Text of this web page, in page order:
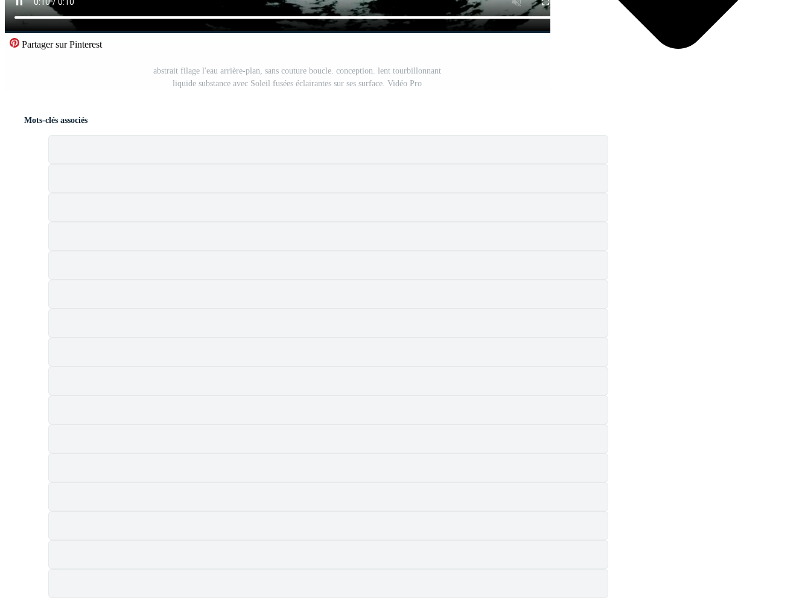
Partager sur Pinterest
abstrait filage l'eau arrière-plan, sans couture boucle. conception. lent tourbillonnant
liquide substance avec Soleil fusées éclairantes sur ses surface. Vidéo Pro
Mots-clés associés